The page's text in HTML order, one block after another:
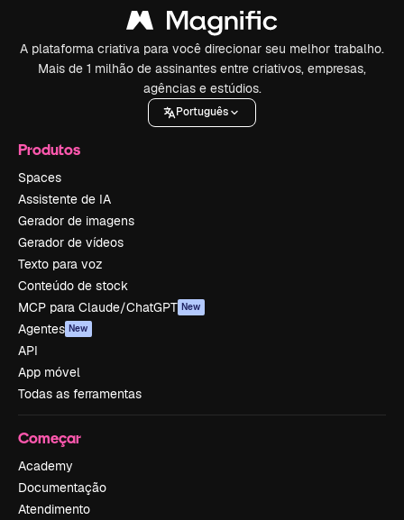
A plataforma criativa para você direcionar seu melhor trabalho.
Mais de 1 milhão de assinantes entre criativos, empresas,
agências e estúdios.
Português
Produtos
Spaces
Assistente de IA
Gerador de imagens
Gerador de vídeos
Texto para voz
Conteúdo de stock
MCP para Claude/ChatGPT New
Agentes New
API
App móvel
Todas as ferramentas
Começar
Academy
Documentação
Atendimento